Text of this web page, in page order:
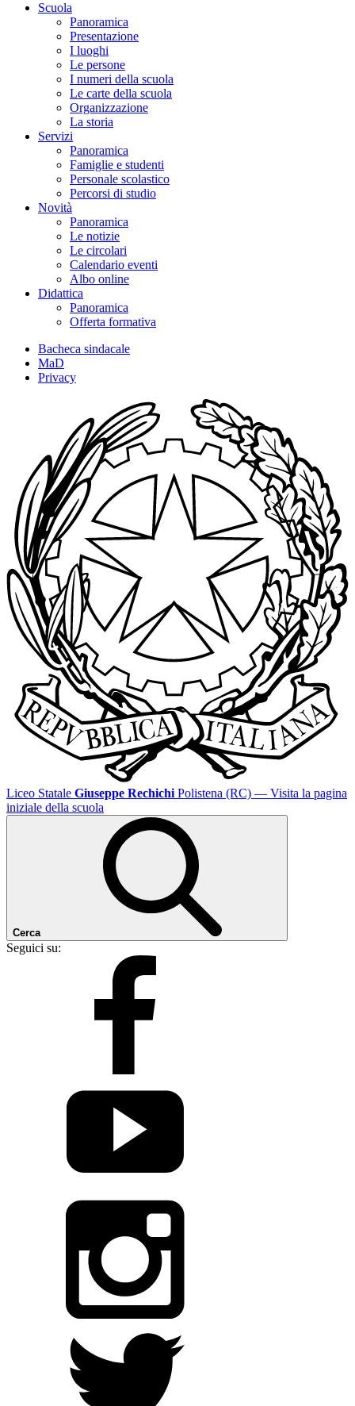
Scuola
Panoramica
Presentazione
I luoghi
Le persone
I numeri della scuola
Le carte della scuola
Organizzazione
La storia
Servizi
Panoramica
Famiglie e studenti
Personale scolastico
Percorsi di studio
Novità
Panoramica
Le notizie
Le circolari
Calendario eventi
Albo online
Didattica
Panoramica
Offerta formativa
Bacheca sindacale
MaD
Privacy
Liceo Statale Giuseppe Rechichi Polistena (RC) — Visita la pagina
iniziale della scuola
Cerca
Seguici su: